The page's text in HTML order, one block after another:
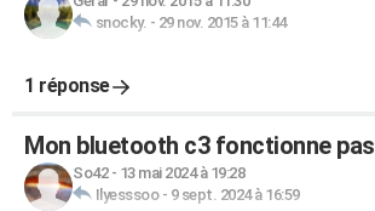
snocky. - 29 nov. 2015 à 11:44
1 réponse
Mon bluetooth c3 fonctionne pas
So42- 13 mai 2024 à 19:28
Ilyesssoo- 9 sept. 2024 à 16:59